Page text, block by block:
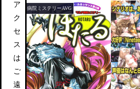
ア
ク
セ
ス
は
ご
遠
マルチ病院ミステリーAVG